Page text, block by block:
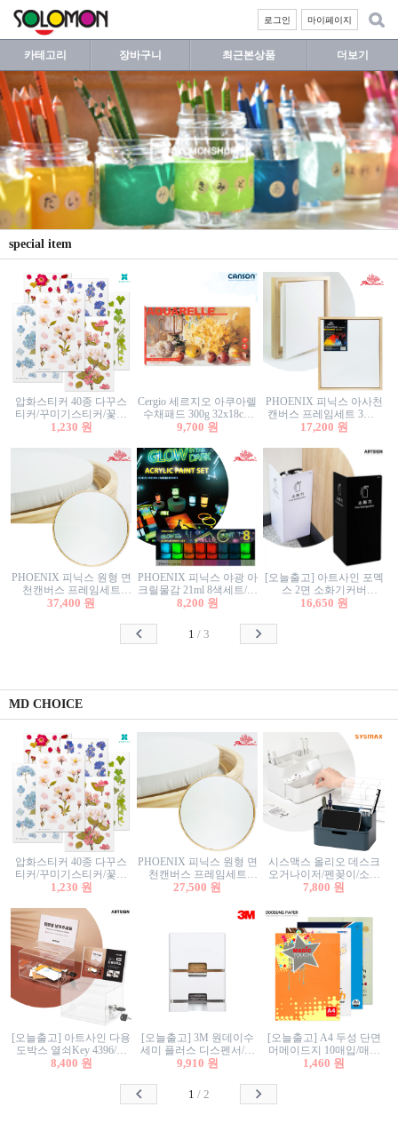
마이페이지
로그인
카테고리 장바구니 최근본상품 더보기
special item
압화스티커 40종 다꾸스
티커/꾸미기스티커/꽃스
티커/압화꽃책갈피/팬시
1,230 원
Cergio 세르지오 아쿠아렐
수채패드 300g 32x18cm
12매 1면제본
9,700 원
PHOENIX 피닉스 아사천
캔버스 프레임세트 3호F
27.3x22cm 캔버스와 올림
17,200 원
PHOENIX 피닉스 원형 면
천캔버스 프레임세트
40cm/원형캔버스/플로팅
37,400 원
PHOENIX 피닉스 야광 아
크릴물감 21ml 8색세트/야
광물감
8,200 원
[오늘출고] 아트사인 포멕
스 2면 소화기커버
1470/1471/소화기커버/소
함/소화기거치대/소화기
16,650 원
1 / 3
MD CHOICE
압화스티커 40종 다꾸스
티커/꾸미기스티커/꽃스
티커/압화꽃책갈피/팬시
1,230 원
PHOENIX 피닉스 원형 면
천캔버스 프레임세트
30cm/원형캔버스/플로팅
27,500 원
시스맥스 올리오 데스크
오거나이저/펜꽂이/소품
꽂이/소품함/정리함/수납
7,800 원
[오늘출고] 아트사인 다용
도박스 열쇠Key 4396/투
표함/건의함/모금함/응모
8,400 원
[오늘출고] 3M 원데이수
세미 플러스 디스펜서/소
프트수세미5매+강력수세
9,910 원
[오늘출고] A4 두성 단면
머메이드지 10매입/매직
터치/색지/색상지/색복사
칼라색지/고급복사지
1,460 원
1 / 2